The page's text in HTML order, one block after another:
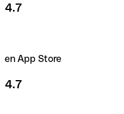
4.7
en App Store
4.7